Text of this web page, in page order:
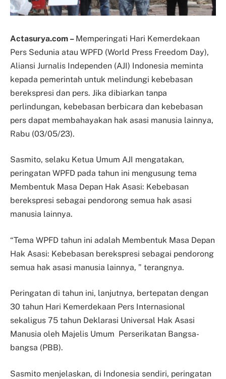
Actasurya.com – Memperingati Hari Kemerdekaan
Pers Sedunia atau WPFD (World Press Freedom Day),
Aliansi Jurnalis Independen (AJI) Indonesia meminta
kepada pemerintah untuk melindungi kebebasan
berekspresi dan pers. Jika dibiarkan tanpa
perlindungan, kebebasan berbicara dan kebebasan
pers dapat membahayakan hak asasi manusia lainnya,
Rabu (03/05/23).
Sasmito, selaku Ketua Umum AJI mengatakan,
peringatan WPFD pada tahun ini mengusung tema
Membentuk Masa Depan Hak Asasi: Kebebasan
berekspresi sebagai pendorong semua hak asasi
manusia lainnya.
“Tema WPFD tahun ini adalah Membentuk Masa Depan
Hak Asasi: Kebebasan berekspresi sebagai pendorong
semua hak asasi manusia lainnya, ” terangnya.
Peringatan di tahun ini, lanjutnya, bertepatan dengan
30 tahun Hari Kemerdekaan Pers Internasional
sekaligus 75 tahun Deklarasi Universal Hak Asasi
Manusia oleh Majelis Umum Perserikatan Bangsa-
bangsa (PBB).
Sasmito menjelaskan, di Indonesia sendiri, peringatan